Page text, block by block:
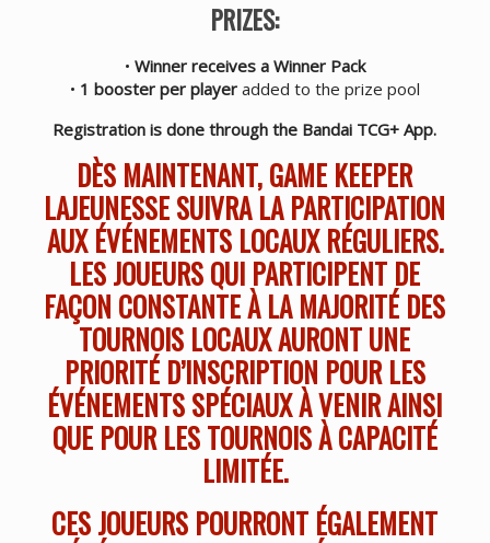
PRIZES:
• Winner receives a Winner Pack
• 1 booster per playeradded to the prize pool
Registration is done through the Bandai TCG+ App.
DÈS MAINTENANT, GAME KEEPER
LAJEUNESSE SUIVRA LA PARTICIPATION
AUX ÉVÉNEMENTS LOCAUX RÉGULIERS.
LES JOUEURS QUI PARTICIPENT DE
FAÇON CONSTANTE À LA MAJORITÉ DES
TOURNOIS LOCAUX AURONT UNE
PRIORITÉ D’INSCRIPTION POUR LES
ÉVÉNEMENTS SPÉCIAUX À VENIR AINSI
QUE POUR LES TOURNOIS À CAPACITÉ
LIMITÉE.
CES JOUEURS POURRONT ÉGALEMENT